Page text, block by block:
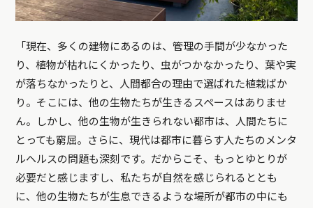
「現在、多くの建物にあるのは、管理の手間が少なかった
り、植物が枯れにくかったり、虫がつかなかったり、葉や実
が落ちなかったりと、人間都合の理由で選ばれた植栽ばか
り。そこには、他の生物たちが生きるスペースはありませ
ん。しかし、他の生物が生きられない都市は、人間たちに
とっても窮屈。さらに、現代は都市に暮らす人たちのメンタ
ルヘルスの問題も深刻です。だからこそ、もっとゆとりが
必要だと感じますし、私たちが自然を感じられるととも
に、他の生物たちが生息できるような場所が都市の中にも